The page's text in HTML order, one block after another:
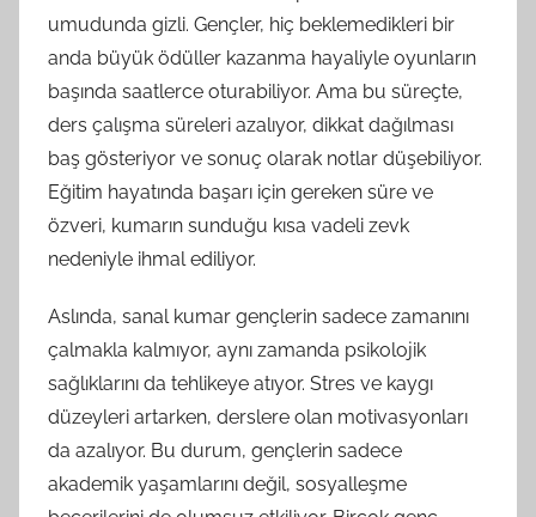
umudunda gizli. Gençler, hiç beklemedikleri bir
anda büyük ödüller kazanma hayaliyle oyunların
başında saatlerce oturabiliyor. Ama bu süreçte,
ders çalışma süreleri azalıyor, dikkat dağılması
baş gösteriyor ve sonuç olarak notlar düşebiliyor.
Eğitim hayatında başarı için gereken süre ve
özveri, kumarın sunduğu kısa vadeli zevk
nedeniyle ihmal ediliyor.
Aslında, sanal kumar gençlerin sadece zamanını
çalmakla kalmıyor, aynı zamanda psikolojik
sağlıklarını da tehlikeye atıyor. Stres ve kaygı
düzeyleri artarken, derslere olan motivasyonları
da azalıyor. Bu durum, gençlerin sadece
akademik yaşamlarını değil, sosyalleşme